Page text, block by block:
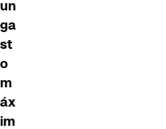
un
ga
st
o
m
áx
im